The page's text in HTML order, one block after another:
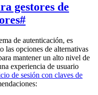
gestores de
#
de autenticación, es
las opciones de alternativas
mantener un alto nivel de
experiencia de usuario
de sesión con claves de